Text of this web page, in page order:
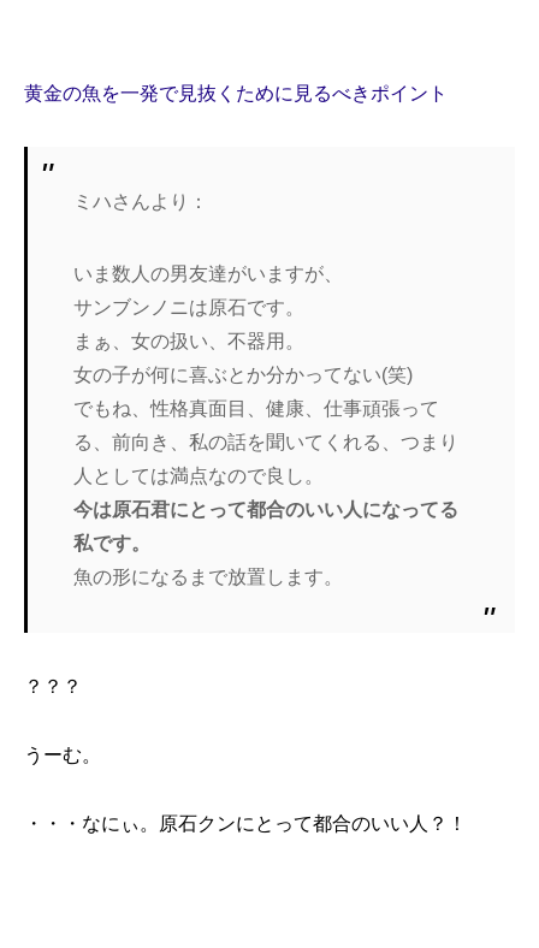
黄金の魚を一発で見抜くために見るべきポイント
ミハさんより：
いま数人の男友達がいますが、
サンブンノニは原石です。
まぁ、女の扱い、不器用。
女の子が何に喜ぶとか分かってない(笑)
でもね、性格真面目、健康、仕事頑張って
る、前向き、私の話を聞いてくれる、つまり
人としては満点なので良し。
今は原石君にとって都合のいい人になってる
私です。
魚の形になるまで放置します。
？？？
うーむ。
・・・なにぃ。原石クンにとって都合のいい人？！